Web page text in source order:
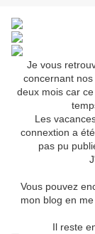
Je vous
concernant
deux mois car
Les
connextion a
pas pu
Vous pouvez
mon blog en
Il reste